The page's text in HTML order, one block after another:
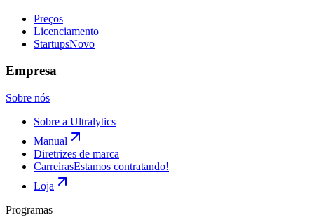
Preços
Licenciamento
StartupsNovo
Empresa
Sobre nós
Sobre a Ultralytics
Manual
Diretrizes de marca
CarreirasEstamos contratando!
Loja
Programas